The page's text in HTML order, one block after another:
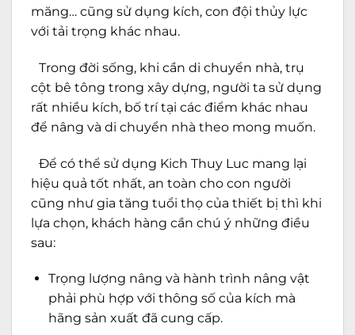
măng… cũng sử dụng kích, con đội thủy lực
với tải trọng khác nhau.
Trong đời sống, khi cần di chuyển nhà, trụ
cột bê tông trong xây dựng, người ta sử dụng
rất nhiều kích, bố trí tại các điểm khác nhau
để nâng và di chuyển nhà theo mong muốn.
Để có thể sử dụng Kich Thuy Luc mang lại
hiệu quả tốt nhất, an toàn cho con người
cũng như gia tăng tuổi thọ của thiết bị thì khi
lựa chọn, khách hàng cần chú ý những điều
sau:
Trọng lượng nâng và hành trình nâng vật
phải phù hợp với thông số của kích mà
hãng sản xuất đã cung cấp.